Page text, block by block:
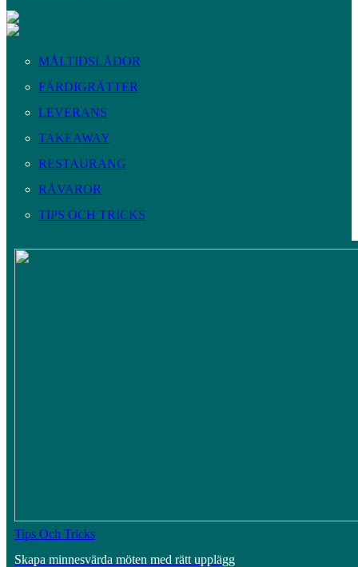
MÅLTIDSLÅDOR
FÄRDIGRÄTTER
LEVERANS
TAKEAWAY
RESTAURANG
RÅVAROR
TIPS OCH TRICKS
Tips Och Tricks
Skapa minnesvärda möten med rätt upplägg